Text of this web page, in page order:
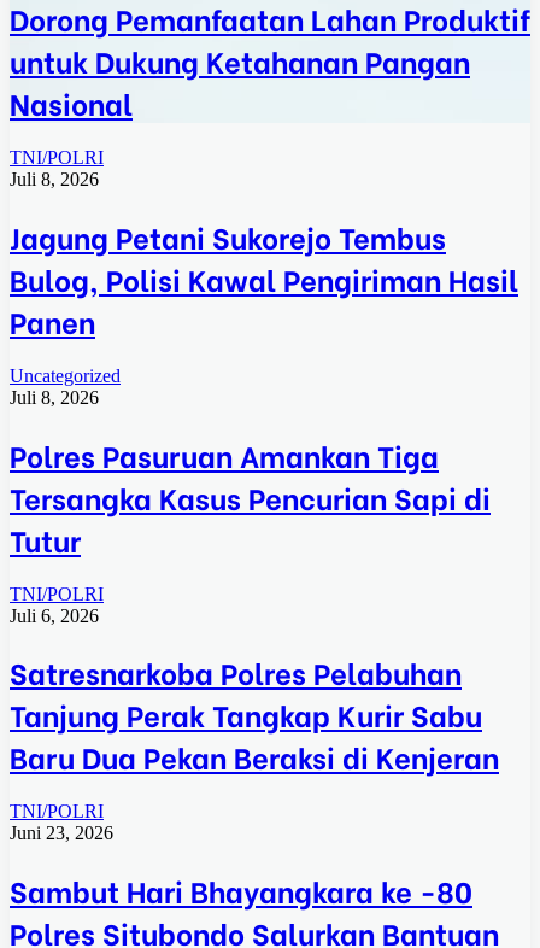
Dorong Pemanfaatan Lahan Produktif
untuk Dukung Ketahanan Pangan
Nasional
TNI/POLRI
Juli 8, 2026
Jagung Petani Sukorejo Tembus
Bulog, Polisi Kawal Pengiriman Hasil
Panen
Uncategorized
Juli 8, 2026
Polres Pasuruan Amankan Tiga
Tersangka Kasus Pencurian Sapi di
Tutur
TNI/POLRI
Juli 6, 2026
Satresnarkoba Polres Pelabuhan
Tanjung Perak Tangkap Kurir Sabu
Baru Dua Pekan Beraksi di Kenjeran
TNI/POLRI
Juni 23, 2026
Sambut Hari Bhayangkara ke -80
Polres Situbondo Salurkan Bantuan